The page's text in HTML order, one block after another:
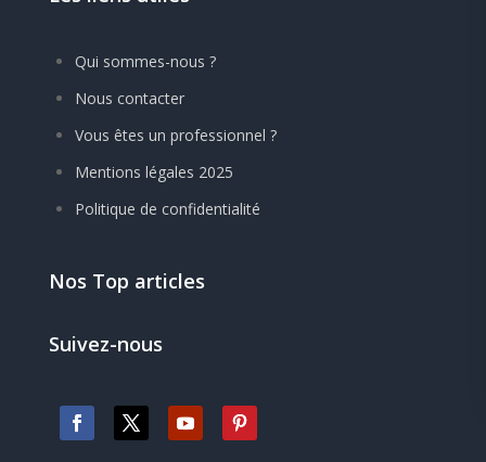
Qui sommes-nous ?
Nous contacter
Vous êtes un professionnel ?
Mentions légales 2025
Politique de confidentialité
Nos Top articles
Suivez-nous